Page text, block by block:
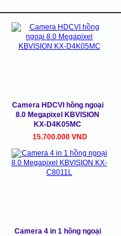
Camera HDCVI hồng ngoại
8.0 Megapixel KBVISION
KX-D4K05MC
15.700.000 VND
Camera 4 in 1 hồng ngoại